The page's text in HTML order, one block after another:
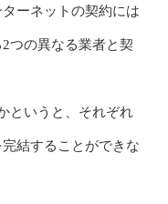
ーネットの契約には
つの異なる業者と契
というと、それぞれ
結することができな